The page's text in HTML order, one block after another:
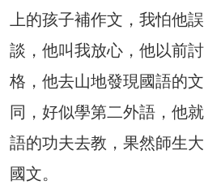
上的孩子補作文，我怕他
談，他叫我放心，他以前
格，他去山地發現國語的
同，好似學第二外語，他
語的功夫去教，果然師生
國文。